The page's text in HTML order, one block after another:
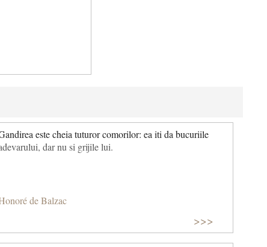
este cheia tuturor comorilor: ea iti da bucuriile
dar nu si grijile lui.
de Balzac
>>>